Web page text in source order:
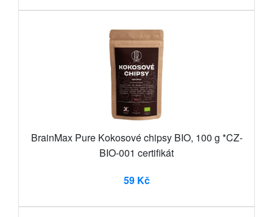
BrainMax Pure Kokosové chipsy BIO, 100 g *CZ-
BIO-001 certifikát
59 Kč